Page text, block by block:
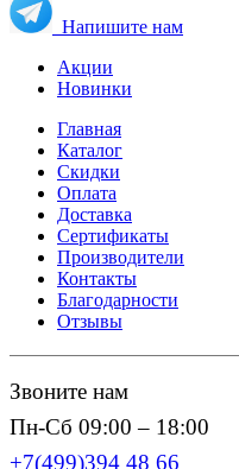
Напишите нам
Акции
Новинки
Главная
Каталог
Скидки
Оплата
Доставка
Сертификаты
Производители
Контакты
Благодарности
Отзывы
Звоните нам
Пн-Сб 09:00 – 18:00
+7(499)394 48 66